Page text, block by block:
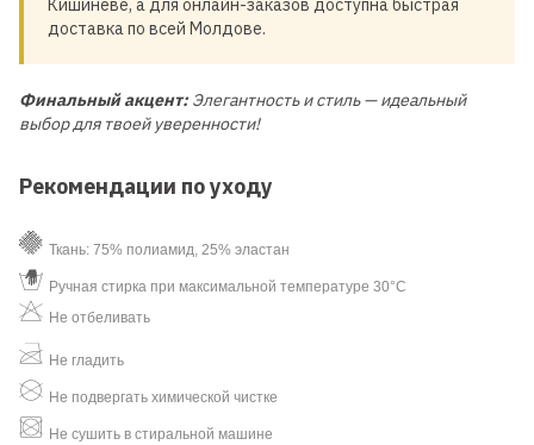
доставка по всей Молдове.
Финальный акцент:Элегантность и стиль — идеальный
выбор для твоей уверенности!
Рекомендации по уходу
Ткань: 75% полиамид, 25% эластан
Ручная стирка при максимальной температуре 30°C
Не отбеливать
Не гладить
Не подвергать химической чистке
Не сушить в стиральной машине